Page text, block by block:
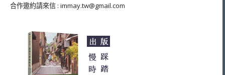
合作邀約請來信 : immay.tw@gmail.com